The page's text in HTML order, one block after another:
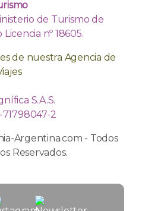
de Turismo de
nº 18605.
de nuestra Agencia de
S.A.S.
2
Argentina.com - Todos
Reservados.